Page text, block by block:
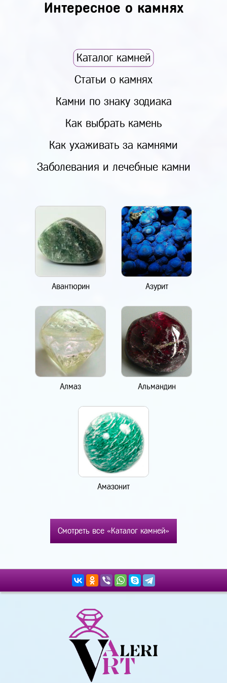
Интересное о камнях
Каталог камней
Статьи о камнях
Камни по знаку зодиака
Как выбрать камень
Как ухаживать за камнями
Заболевания и лечебные камни
Авантюрин Азурит
Алмаз Альмандин
Амазонит
Смотреть все «Каталог камней»